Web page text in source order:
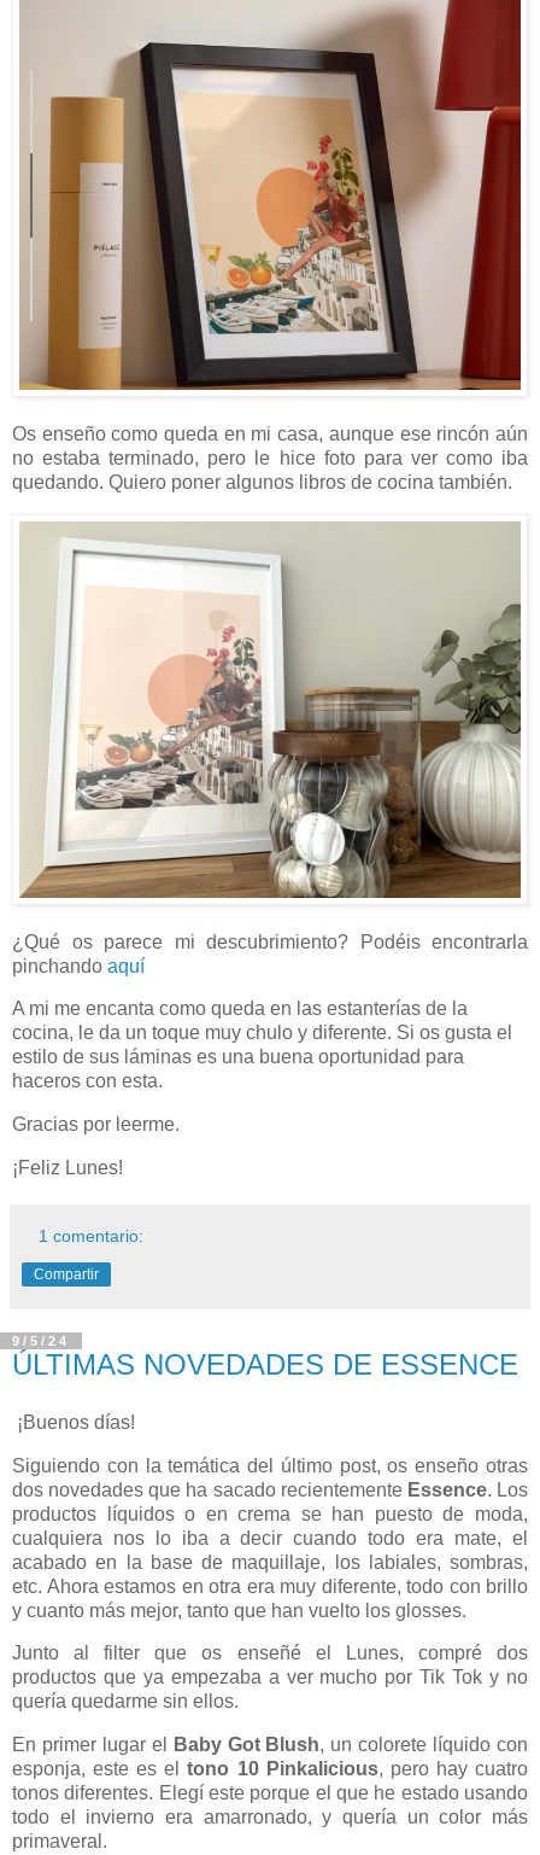
Os enseño como queda en mi casa, aunque ese rincón aún
no estaba terminado, pero le hice foto para ver como iba
quedando. Quiero poner algunos libros de cocina también.
¿Qué os parece mi descubrimiento? Podéis encontrarla
pinchando aquí
A mi me encanta como queda en las estanterías de la
cocina, le da un toque muy chulo y diferente. Si os gusta el
estilo de sus láminas es una buena oportunidad para
haceros con esta.
Gracias por leerme.
¡Feliz Lunes!
1 comentario:
Compartir
9/5/24
ÚLTIMAS NOVEDADES DE ESSENCE
¡Buenos días!
Siguiendo con la temática del último post, os enseño otras
dos novedades que ha sacado recientemente Essence. Los
productos líquidos o en crema se han puesto de moda,
cualquiera nos lo iba a decir cuando todo era mate, el
acabado en la base de maquillaje, los labiales, sombras,
etc. Ahora estamos en otra era muy diferente, todo con brillo
y cuanto más mejor, tanto que han vuelto los glosses.
Junto al filter que os enseñé el Lunes, compré dos
productos que ya empezaba a ver mucho por Tik Tok y no
quería quedarme sin ellos.
En primer lugar el Baby Got Blush, un colorete líquido con
esponja, este es eltono 10 Pinkalicious, pero hay cuatro
tonos diferentes. Elegí este porque el que he estado usando
todo el invierno era amarronado, y quería un color más
primaveral.